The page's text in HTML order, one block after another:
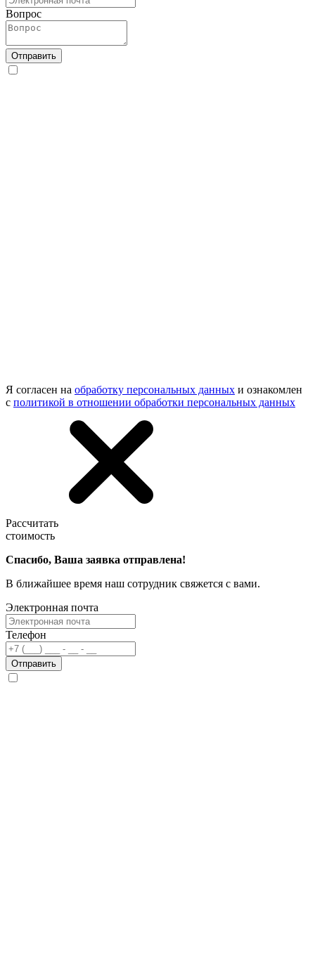
Вопрос
Отправить
Я согласен на обработку персональных данных и ознакомлен
с политикой в отношении обработки персональных данных
Рассчитать
стоимость
Спасибо, Ваша заявка отправлена!
В ближайшее время наш сотрудник свяжется с вами.
Электронная почта
Телефон
Отправить